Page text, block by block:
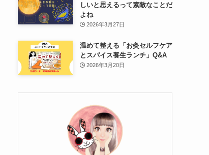
しいと思えるって素敵なことだ
よね
2026年3月27日
温めて整える「お灸セルフケア
とスパイス養生ランチ」Q&A
2026年3月20日